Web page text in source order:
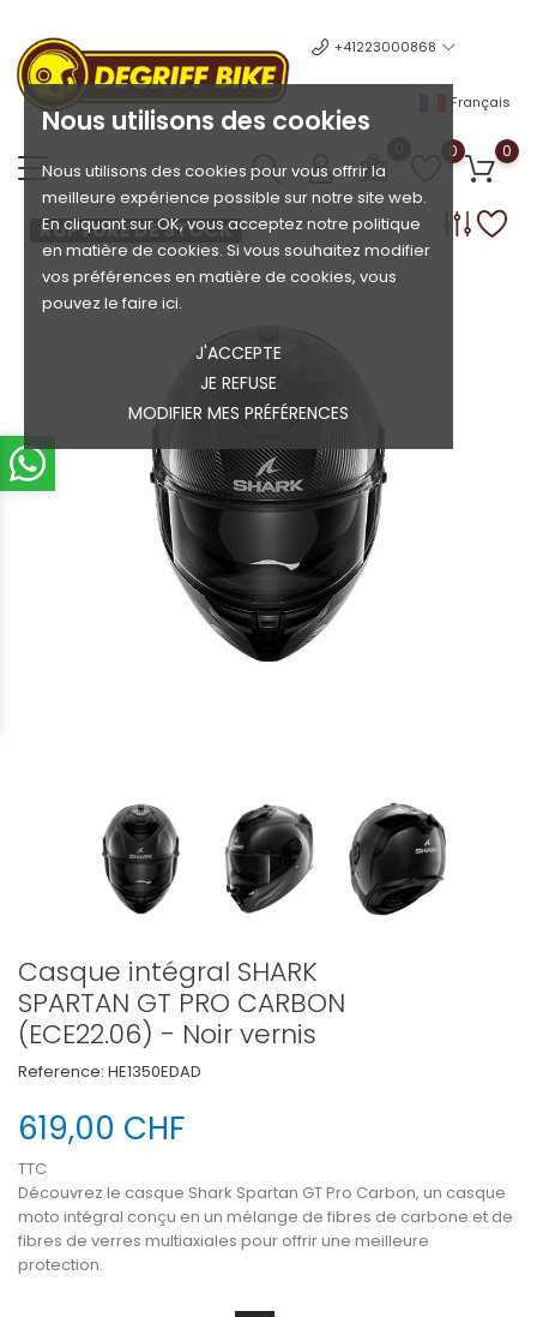
Nous utilisons des cookies
Nous utilisons des cookies pour vous offrir la
meilleure expérience possible sur notre site web.
En cliquant sur OK, vous acceptez notre politique
en matière de cookies. Si vous souhaitez modifier
vos préférences en matière de cookies, vous
pouvez le faire ici.
J'ACCEPTE
JE REFUSE
MODIFIER MES PRÉFÉRENCES
+41223000868
Français
0 0
RUPTURE DE STOCK
Casque intégral SHARK
SPARTAN GT PRO CARBON
(ECE22.06) - Noir vernis
Reference: HE1350EDAD
619,00 CHF
TTC
Découvrez le casque Shark Spartan GT Pro Carbon, un casque
moto intégral conçu en un mélange de fibres de carbone et de
fibres de verres multiaxiales pour offrir une meilleure
protection.